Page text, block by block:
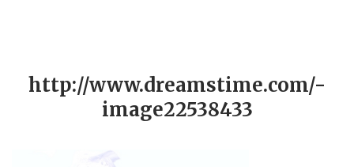
http://www.dreamstime.com/-
image22538433